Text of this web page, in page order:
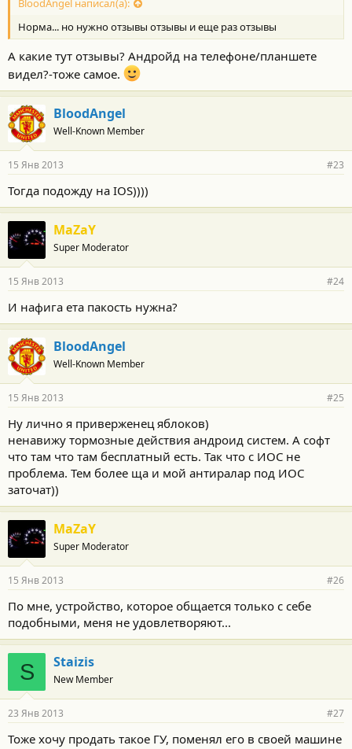
BloodAngel написал(а):
Норма... но нужно отзывы отзывы и еще раз отзывы
А какие тут отзывы? Андройд на телефоне/планшете
видел?-тоже самое.
BloodAngel
Well-Known Member
15 Янв 2013 #23
Тогда подожду на IOS))))
MaZaY
Super Moderator
15 Янв 2013 #24
И нафига ета пакость нужна?
BloodAngel
Well-Known Member
15 Янв 2013 #25
Ну лично я приверженец яблоков)
ненавижу тормозные действия андроид систем. А софт
что там что там бесплатный есть. Так что с ИОС не
проблема. Тем более ща и мой антиралар под ИОС
заточат))
MaZaY
Super Moderator
15 Янв 2013 #26
По мне, устройство, которое общается только с себе
подобными, меня не удовлетворяют...
S Staizis
New Member
23 Янв 2013 #27
Тоже хочу продать такое ГУ, поменял его в своей машине